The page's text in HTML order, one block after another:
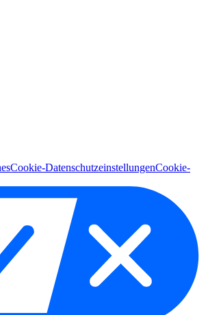
Cookie-DatenschutzeinstellungenCookie-